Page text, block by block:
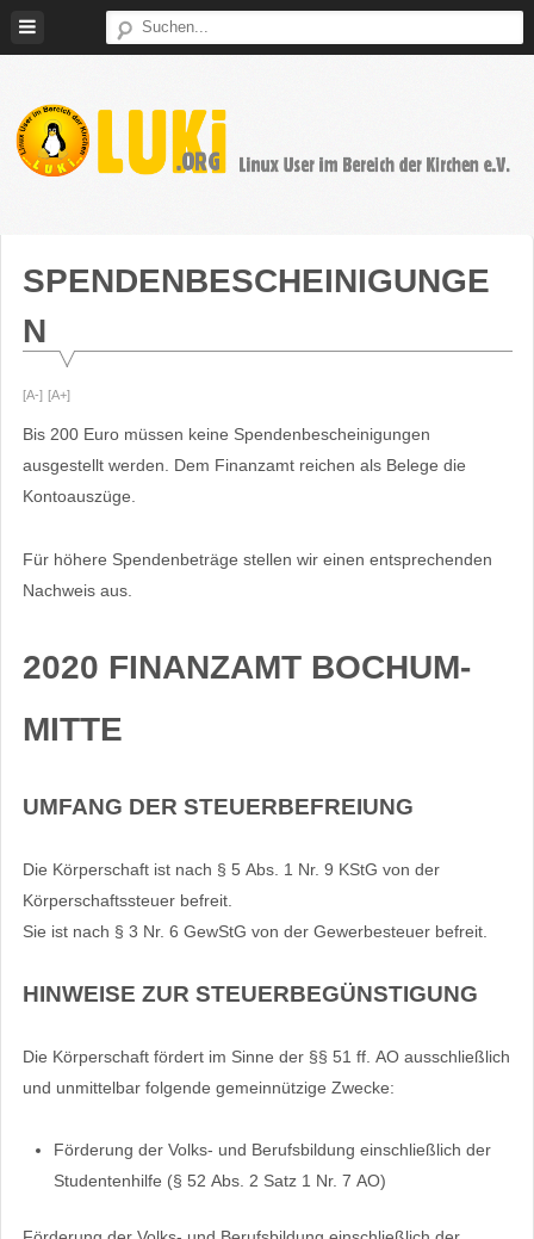
Bereich
der
Kirchen
SPENDENBESCHEINIGUNGE
N
[A-] [A+]
Bis 200 Euro müssen keine Spendenbescheinigungen
ausgestellt werden. Dem Finanzamt reichen als Belege die
Kontoauszüge.
Für höhere Spendenbeträge stellen wir einen entsprechenden
Nachweis aus.
2020 FINANZAMT BOCHUM-
MITTE
UMFANG DER STEUERBEFREIUNG
Die Körperschaft ist nach § 5 Abs. 1 Nr. 9 KStG von der
Körperschaftssteuer befreit.
Sie ist nach § 3 Nr. 6 GewStG von der Gewerbesteuer befreit.
HINWEISE ZUR STEUERBEGÜNSTIGUNG
Die Körperschaft fördert im Sinne der §§ 51 ff. AO ausschließlich
und unmittelbar folgende gemeinnützige Zwecke:
Förderung der Volks- und Berufsbildung einschließlich der
Studentenhilfe (§ 52 Abs. 2 Satz 1 Nr. 7 AO)